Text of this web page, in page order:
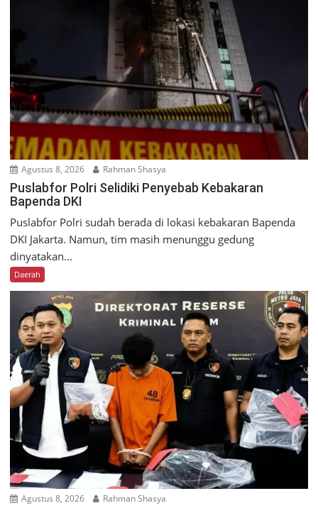
Agustus 8, 2026 Rahman Shasya
Puslabfor Polri Selidiki Penyebab Kebakaran
Bapenda DKI
Puslabfor Polri sudah berada di lokasi kebakaran Bapenda
DKI Jakarta. Namun, tim masih menunggu gedung
dinyatakan...
Daerah
Agustus 8, 2026 Rahman Shasya